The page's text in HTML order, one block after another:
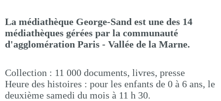
La médiathèque George-Sand est une des 14
médiathèques gérées par la communauté
d'agglomération Paris - Vallée de la Marne.
Collection : 11 000 documents, livres, presse
Heure des histoires : pour les enfants de 0 à 6 ans, le
deuxième samedi du mois à 11 h 30.